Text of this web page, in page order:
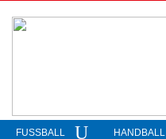
FUSSBALL HANDBALL